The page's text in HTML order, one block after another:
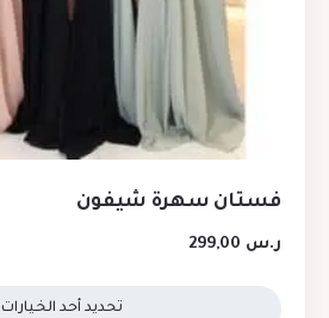
فستان سهرة شيفون
ر.س
تحديد أحد الخيارات